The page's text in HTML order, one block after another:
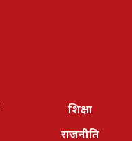
शिक्षा
राजनीति